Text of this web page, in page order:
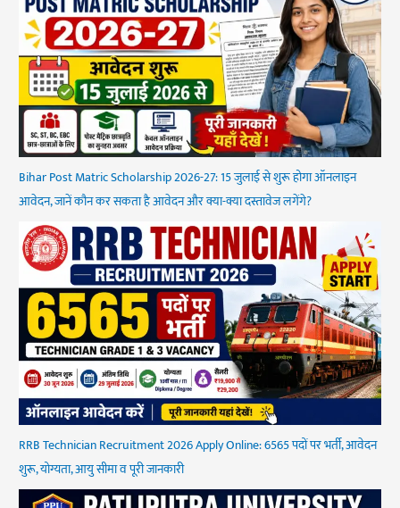
Bihar Post Matric Scholarship 2026-27: 15 जुलाई से शुरू होगा ऑनलाइन
आवेदन, जानें कौन कर सकता है आवेदन और क्या-क्या दस्तावेज लगेंगे?
RRB Technician Recruitment 2026 Apply Online: 6565 पदों पर भर्ती, आवेदन
शुरू, योग्यता, आयु सीमा व पूरी जानकारी